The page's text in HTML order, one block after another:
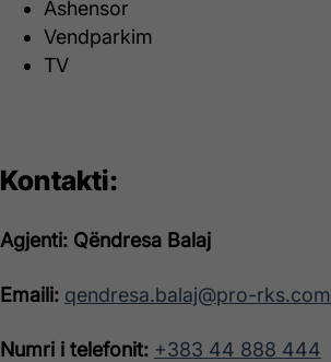
Ashensor
Vendparkim
TV
Kontakti:
Agjenti: Qëndresa Balaj
Emaili: qendresa.balaj@pro-rks.com
Numri i telefonit: +383 44 888 444